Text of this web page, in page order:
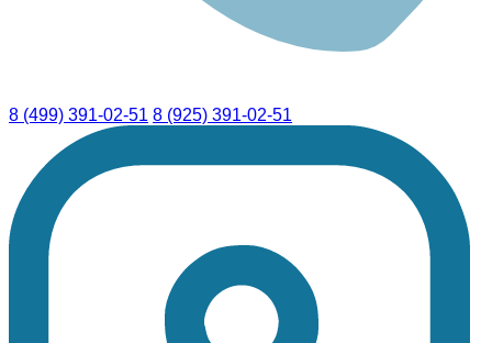
8 (499) 391-02-51 8 (925) 391-02-51